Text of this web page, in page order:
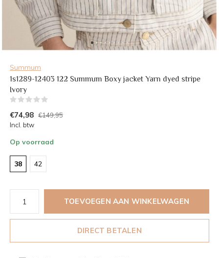
Summum
1s1289-12403 122 Summum Boxy jacket Yarn dyed stripe
Ivory
€74,98 €149,95
Incl. btw
Op voorraad
38 42
TOEVOEGEN AAN WINKELWAGEN
DIRECT BETALEN